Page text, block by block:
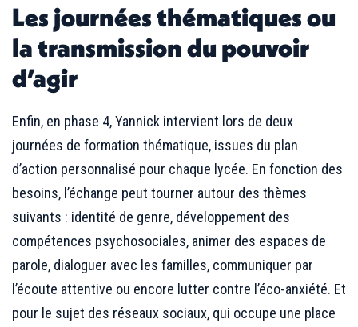
Les journées thématiques ou
la transmission du pouvoir
d’agir
Enfin, en phase 4, Yannick intervient lors de deux
journées de formation thématique, issues du plan
d’action personnalisé pour chaque lycée. En fonction des
besoins, l’échange peut tourner autour des thèmes
suivants : identité de genre, développement des
compétences psychosociales, animer des espaces de
parole, dialoguer avec les familles, communiquer par
l’écoute attentive ou encore lutter contre l’éco-anxiété. Et
pour le sujet des réseaux sociaux, qui occupe une place